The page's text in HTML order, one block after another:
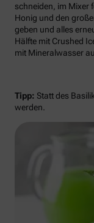
schneiden, im Mixer
Honig und den
geben und alles
Hälfte mit Crushed
mit Mineralwasser
Tipp: Statt des
werden.